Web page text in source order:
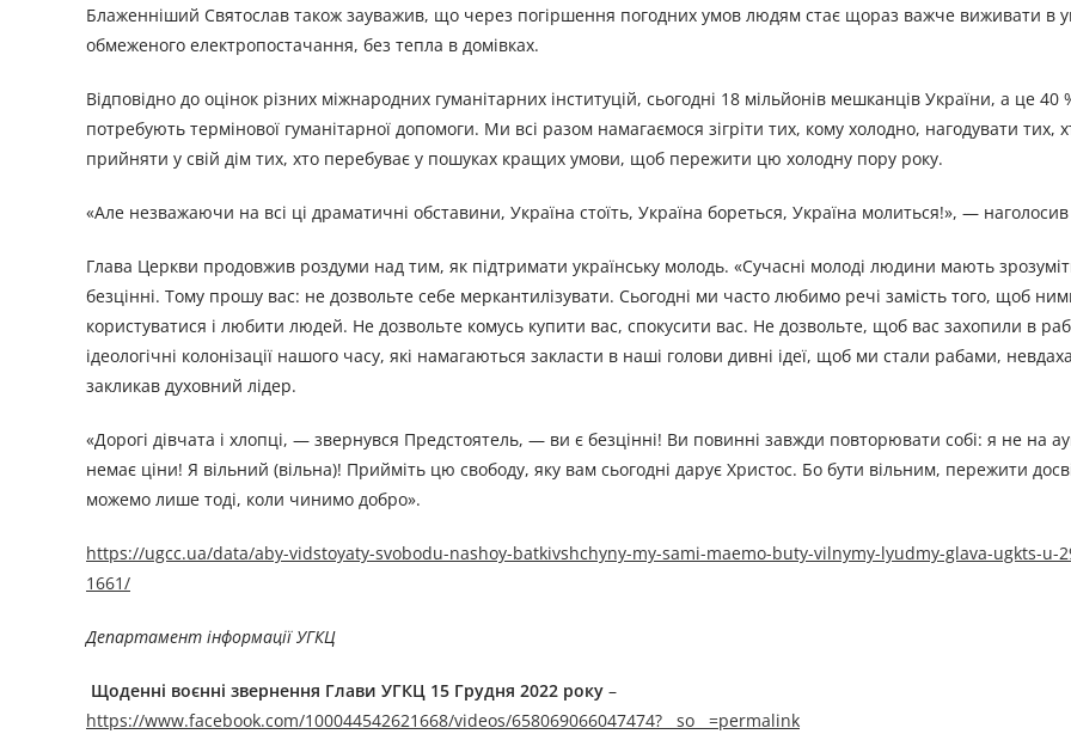
Блаженніший Святослав також зауважив, що через погіршення погодних умов людям стає щораз важче виживати в
обмеженого електропостачання, без тепла в домівках.
Відповідно до оцінок різних міжнародних гуманітарних інституцій, сьогодні 18 мільйонів мешканців України, а це 40
потребують термінової гуманітарної допомоги. Ми всі разом намагаємося зігріти тих, кому холодно, нагодувати тих,
прийняти у свій дім тих, хто перебуває у пошуках кращих умови, щоб пережити цю холодну пору року.
«Але незважаючи на всі ці драматичні обставини, Україна стоїть, Україна бореться, Україна молиться!», —
Глава Церкви продовжив роздуми над тим, як підтримати українську молодь. «Сучасні молоді людини мають
безцінні. Тому прошу вас: не дозвольте себе меркантилізувати. Сьогодні ми часто любимо речі замість того, щоб
користуватися і любити людей. Не дозвольте комусь купити вас, спокусити вас. Не дозвольте, щоб вас захопили в
ідеологічні колонізації нашого часу, які намагаються закласти в наші голови дивні ідеї, щоб ми стали рабами,
закликав духовний лідер.
«Дорогі дівчата і хлопці, — звернувся Предстоятель, — ви є безцінні! Ви повинні завжди повторювати собі: я не на
немає ціни! Я вільний (вільна)! Прийміть цю свободу, яку вам сьогодні дарує Христос. Бо бути вільним, пережити
можемо лише тоді, коли чинимо добро».
https://ugcc.ua/data/aby-vidstoyaty-svobodu-nashoy-batkivshchyny-my-sami-maemo-buty-vilnymy-lyudmy-glava-ugkts-u-
1661/
Департамент інформації УГКЦ
Щоденні воєнні звернення Глави УГКЦ 15 Грудня 2022 року –
https://www.facebook.com/100044542621668/videos/658069066047474?__so__=permalink